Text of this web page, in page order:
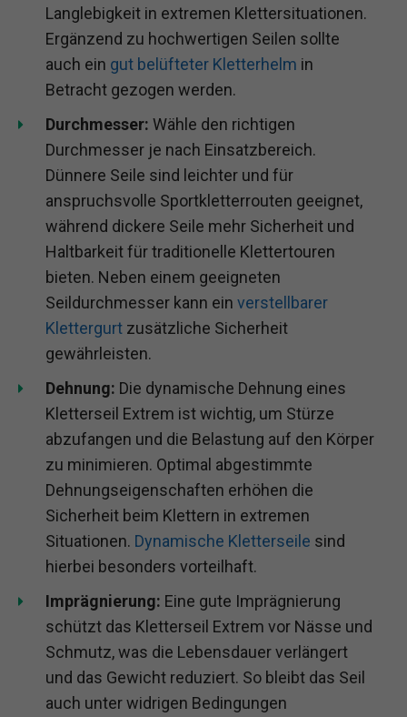
Langlebigkeit in extremen Klettersituationen.
Ergänzend zu hochwertigen Seilen sollte
auch ein gut belüfteter Kletterhelm in
Betracht gezogen werden.
Durchmesser: Wähle den richtigen
Durchmesser je nach Einsatzbereich.
Dünnere Seile sind leichter und für
anspruchsvolle Sportkletterrouten geeignet,
während dickere Seile mehr Sicherheit und
Haltbarkeit für traditionelle Klettertouren
bieten. Neben einem geeigneten
Seildurchmesser kann ein verstellbarer
Klettergurt zusätzliche Sicherheit
gewährleisten.
Dehnung: Die dynamische Dehnung eines
Kletterseil Extrem ist wichtig, um Stürze
abzufangen und die Belastung auf den Körper
zu minimieren. Optimal abgestimmte
Dehnungseigenschaften erhöhen die
Sicherheit beim Klettern in extremen
Situationen. Dynamische Kletterseile sind
hierbei besonders vorteilhaft.
Imprägnierung: Eine gute Imprägnierung
schützt das Kletterseil Extrem vor Nässe und
Schmutz, was die Lebensdauer verlängert
und das Gewicht reduziert. So bleibt das Seil
auch unter widrigen Bedingungen